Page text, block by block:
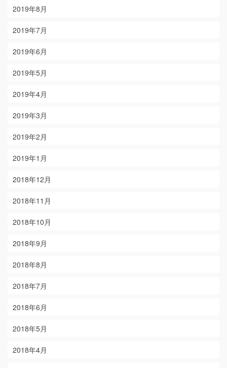
2019年8月
2019年7月
2019年6月
2019年5月
2019年4月
2019年3月
2019年2月
2019年1月
2018年12月
2018年11月
2018年10月
2018年9月
2018年8月
2018年7月
2018年6月
2018年5月
2018年4月